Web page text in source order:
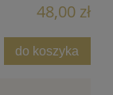
48,00 zł
do koszyka